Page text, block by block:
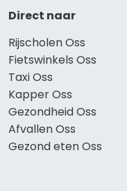
Direct naar
Rijscholen Oss
Fietswinkels Oss
Taxi Oss
Kapper Oss
Gezondheid Oss
Afvallen Oss
Gezond eten Oss